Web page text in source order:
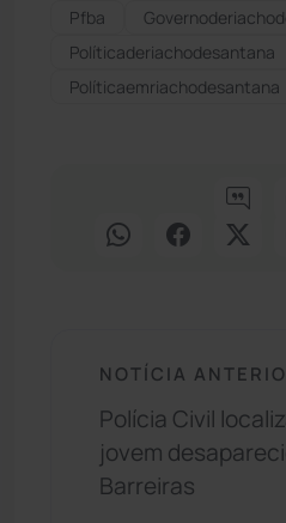
Pfba
Políticaderiachodesantana
Políticaemriachodesantana
NOTÍCIA
Polícia Civil
jovem
Barreiras